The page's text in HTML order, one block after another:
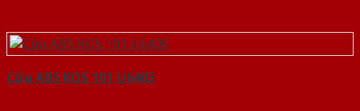
Cửa ABS KOS 101 U6405